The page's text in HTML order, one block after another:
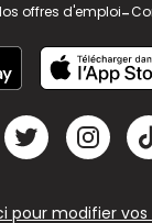
offres d'emploi-
pour modifier